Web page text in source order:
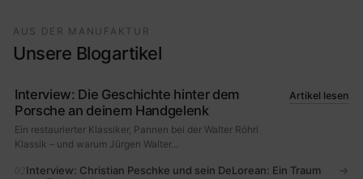
AUS DER MANUFAKTUR
Unsere Blogartikel
Interview: Die Geschichte hinter dem
Porsche an deinem Handgelenk
Ein restaurierter Klassiker, Pannen bei der Walter Röhrl
Klassik – und warum Jürgen Walter...
Artikel lesen
Interview: Christian Peschke und sein DeLorean: Ein Traum
→